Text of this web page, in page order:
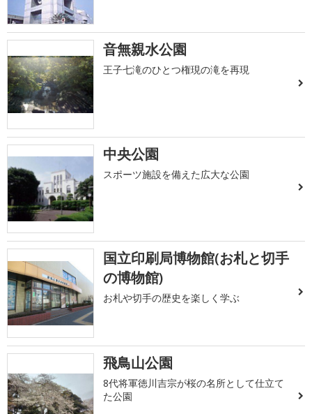
音無親水公園
王子七滝のひとつ権現の滝を再現
中央公園
スポーツ施設を備えた広大な公園
国立印刷局博物館(お札と切手
の博物館)
お札や切手の歴史を楽しく学ぶ
飛鳥山公園
8代将軍徳川吉宗が桜の名所として仕立て
た公園